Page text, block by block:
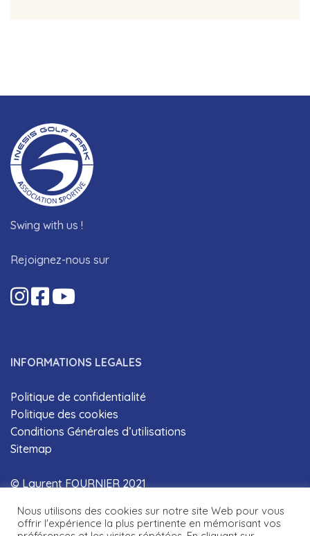
Swing with us !
Rejoignez-nous sur
INFORMATIONS LEGALES
Politique de confidentialité
Politique des cookies
Conditions Générales d’utilisations
Sitemap
© Laurent FOURNIER 2021
Nous utilisons des cookies sur notre site Web pour vous
offrir l'expérience la plus pertinente en mémorisant vos